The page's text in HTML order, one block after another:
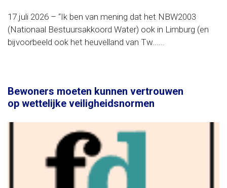
17 juli 2026 – “Ik ben van mening dat het NBW2003
(Nationaal Bestuursakkoord Water) ook in Limburg (en
bijvoorbeeld ook het heuvelland van Tw......
Bewoners moeten kunnen vertrouwen
op wettelijke veiligheidsnormen